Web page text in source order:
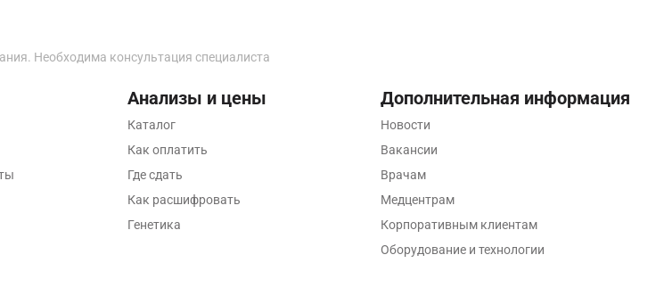
Необходима консультация специалиста
Анализы и цены
Каталог
Как оплатить
Где сдать
Как расшифровать
Генетика
Дополнительная информация
Новости
Вакансии
Врачам
Медцентрам
Корпоративным клиентам
Оборудование и технологии